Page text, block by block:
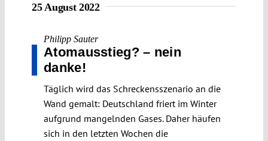
25 August 2022
Philipp Sauter
Atomausstieg? – nein
danke!
Täglich wird das Schreckensszenario an die
Wand gemalt: Deutschland friert im Winter
aufgrund mangelnden Gases. Daher häufen
sich in den letzten Wochen die